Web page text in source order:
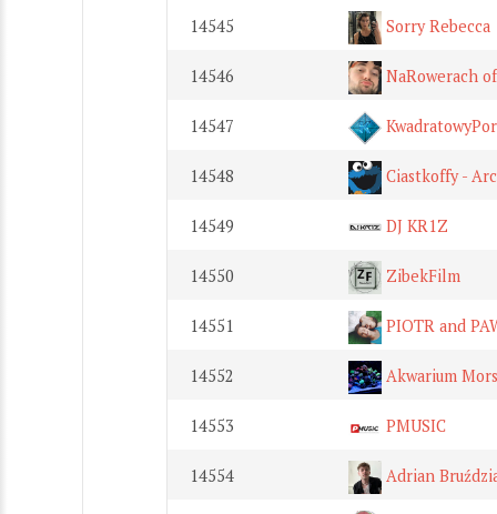
14545 Sorry Rebecca
14546 NaRowerach
14547
14548 Ciastkoffy -
14549 DJ KR1Z
14550 ZibekFilm
14551 PIOTR and
14552 Akwarium
14553 PMUSIC
14554 Adrian